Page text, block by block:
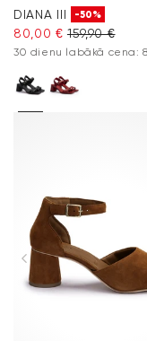
DIANA III -50%
80,00 € 159,90 €
30 dienu labākā cena: